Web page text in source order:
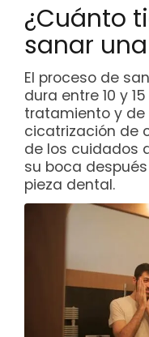
¿Cuánto
sanar
El proceso de
dura entre 10 y
tratamiento y
cicatrización de
de los cuidados
su boca
pieza dental.